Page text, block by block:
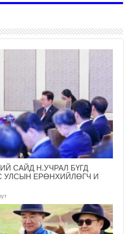
САЙД Н.УЧРАЛ БҮГД
УЛСЫН ЕРӨНХИЙЛӨГЧ И